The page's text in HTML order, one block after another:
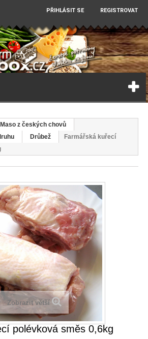
PŘIHLÁSIT SE REGISTROVAT
Maso z českých chovů
Drůbež
Farmářská kuřecí
Zobrazit větší
polévková směs 0,6kg